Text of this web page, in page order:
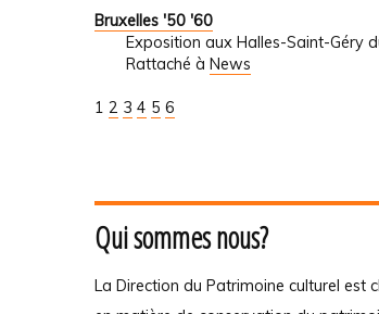
Bruxelles '50 '60
Exposition aux Halles-Saint-Géry
Rattaché à News
1 2 3 4 5 6
Qui sommes nous?
La Direction du Patrimoine culturel est